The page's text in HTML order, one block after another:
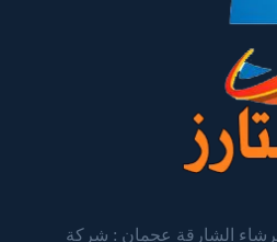
الشارقة عجمان : شركة